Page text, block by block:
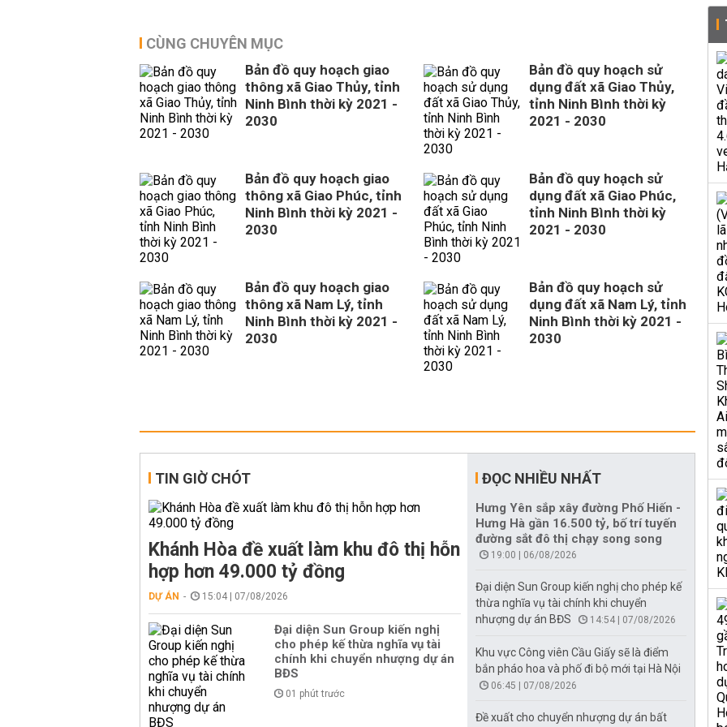
CÙNG CHUYÊN MỤC
Bản đồ quy hoạch giao
thông xã Giao Thủy, tỉnh
Ninh Bình thời kỳ 2021 -
2030
Bản đồ quy hoạch sử
dụng đất xã Giao Thủy,
tỉnh Ninh Bình thời kỳ
2021 - 2030
Bản đồ quy hoạch giao
thông xã Giao Phúc, tỉnh
Ninh Bình thời kỳ 2021 -
2030
Bản đồ quy hoạch sử
dụng đất xã Giao Phúc,
tỉnh Ninh Bình thời kỳ
2021 - 2030
Bản đồ quy hoạch giao
thông xã Nam Lý, tỉnh
Ninh Bình thời kỳ 2021 -
2030
Bản đồ quy hoạch sử
dụng đất xã Nam Lý, tỉnh
Ninh Bình thời kỳ 2021 -
2030
TIN GIỜ CHÓT
Khánh Hòa đề xuất làm khu đô thị hỗn
hợp hơn 49.000 tỷ đồng
DỰ ÁN 15:04 | 07/08/2026
Đại diện Sun Group kiến nghị
cho phép kế thừa nghĩa vụ tài
chính khi chuyển nhượng dự án
BĐS
01 phút trước
ĐỌC NHIỀU NHẤT
Hưng Yên sắp xây đường Phố Hiến -
Hưng Hà gần 16.500 tỷ, bố trí tuyến
đường sắt đô thị chạy song song
19:00 | 06/08/2026
Đại diện Sun Group kiến nghị cho phép kế
thừa nghĩa vụ tài chính khi chuyển
nhượng dự án BĐS
14:54 | 07/08/2026
Khu vực Công viên Cầu Giấy sẽ là điểm
bắn pháo hoa và phố đi bộ mới tại Hà Nội
06:45 | 07/08/2026
Đề xuất cho chuyển nhượng dự án bất